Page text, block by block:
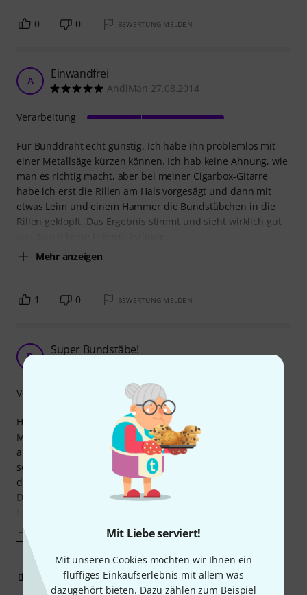
Mit Liebe serviert!
Mit unseren Cookies möchten wir Ihnen ein
fluffiges Einkaufserlebnis mit allem was
dazugehört bieten. Dazu zählen zum Beispiel
0 0 BEWERTUNG MELDEN
A Einwandfrei
AndiMan 27.08.2014
Für Bunddraht echt günstig. Ich habe ihn problemlos mit
einer Metallsäge kürzen können. Ich hab keine Ahnung, wie
man es richtig macht, aber bei meiner Cigarbox-Gitarre
habe ich erst die Rillen am Hals vorgesägt und dann mit
etwas Leim und einem Hammer die Bundstäbchen in die
Rillen geklopft. Das Ergebnis stimmt und sieht wirklich gut
Mehr anzeigen
Verarbeitung
1 0 BEWERTUNG MELDEN
D Super Bundstäbe!
Habe die Bundstäbe für meinen 4-saitigen Dulcimer Stick
Marke "Eigenbau" gekauft. Ich wollte nicht viel Geld
ausgeben (fals das Projekt scheitert), da es mein erster
selbstgebauter Stick ist. Und der Preis ist unschlagbar für
die Qualität die man bekommt!
Die Stäbchen sind leicht gebogen (für E-Gitarre) und ich
Verarbeitung
0 0 BEWERTUNG MELDEN